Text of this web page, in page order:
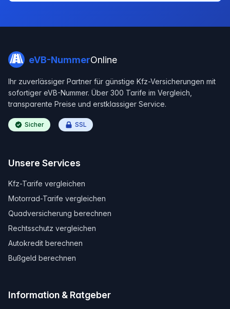
eVB-NummerOnline
Ihr zuverlässiger Partner für günstige Kfz-Versicherungen mit
sofortiger eVB-Nummer. Über 300 Tarife im Vergleich,
transparente Preise und erstklassiger Service.
Sicher SSL
Unsere Services
Kfz-Tarife vergleichen
Motorrad-Tarife vergleichen
Quadversicherung berechnen
Rechtsschutz vergleichen
Autokredit berechnen
Bußgeld berechnen
Information & Ratgeber